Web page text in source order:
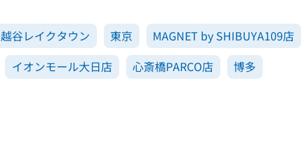
越谷レイクタウン 東京 MAGNET by SHIBUYA109店
イオンモール大日店 心斎橋PARCO店 博多